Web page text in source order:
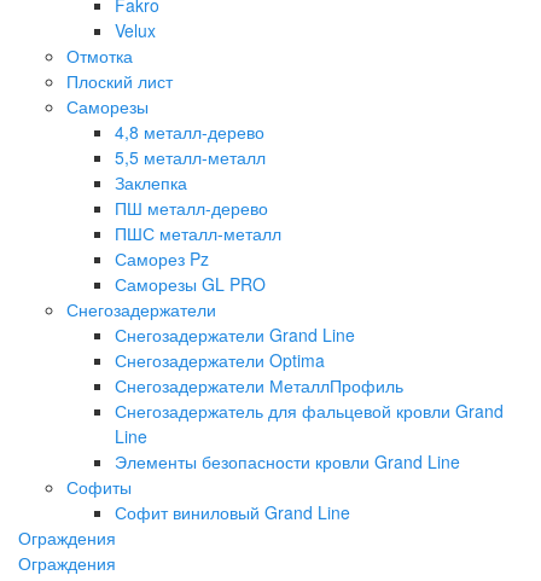
Fakro
Velux
Отмотка
Плоский лист
Саморезы
4,8 металл-дерево
5,5 металл-металл
Заклепка
ПШ металл-дерево
ПШС металл-металл
Саморез Pz
Саморезы GL PRO
Снегозадержатели
Снегозадержатели Grand Line
Снегозадержатели Optima
Снегозадержатели МеталлПрофиль
Снегозадержатель для фальцевой кровли Grand
Line
Элементы безопасности кровли Grand Line
Софиты
Софит виниловый Grand Line
Ограждения
Ограждения